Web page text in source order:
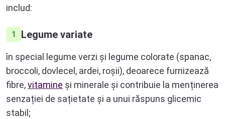
includ:
1 Legume variate
în special legume verzi și legume colorate (spanac,
broccoli, dovlecel, ardei, roșii), deoarece furnizează
fibre,vitamine și minerale și contribuie la menținerea
senzației de sațietate și a unui răspuns glicemic
stabil;